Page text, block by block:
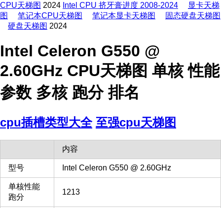
CPU天梯图 2024 Intel CPU 挤牙膏进度 2008-2024
显卡天梯
图
笔记本CPU天梯图 笔记本显卡天梯图
固态硬盘天梯图
硬盘天梯图 2024
Intel Celeron G550 @
2.60GHz CPU天梯图 单核 性能
参数 多核 跑分 排名
cpu插槽类型大全 至强cpu天梯图
内容
型号 Intel Celeron G550 @ 2.60GHz
单核性能
跑分
1213